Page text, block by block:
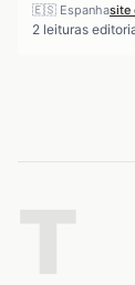
🇪🇸 Espanhasite
2 leituras